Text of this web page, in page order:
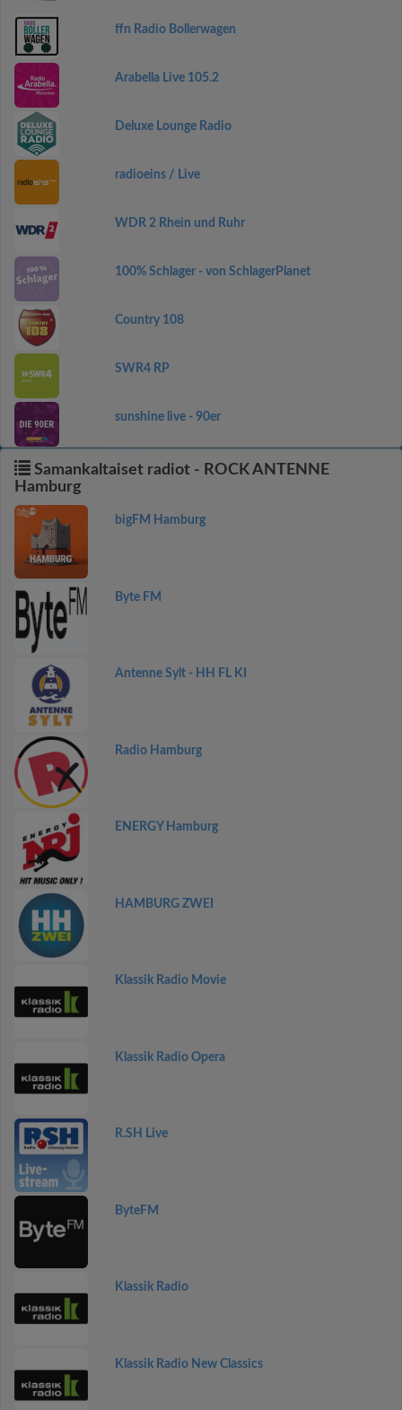
ffn Radio Bollerwagen
Arabella Live 105.2
Deluxe Lounge Radio
radioeins / Live
WDR 2 Rhein und Ruhr
100% Schlager - von SchlagerPlanet
Country 108
SWR4 RP
sunshine live - 90er
Samankaltaiset radiot - ROCK ANTENNE
Hamburg
bigFM Hamburg
Byte FM
Antenne Sylt - HH FL KI
Radio Hamburg
ENERGY Hamburg
HAMBURG ZWEI
Klassik Radio Movie
Klassik Radio Opera
R.SH Live
ByteFM
Klassik Radio
Klassik Radio New Classics